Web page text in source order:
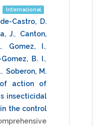
Internacional
Castro, D.
J., Canton,
, Gomez, I.,
B. I.,
, Soberon, M.
of action of
insecticidal
the control